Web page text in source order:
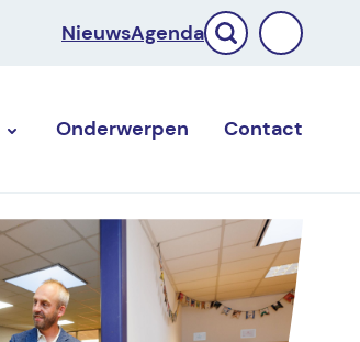
NieuwsAgenda
Onderwerpen Contact